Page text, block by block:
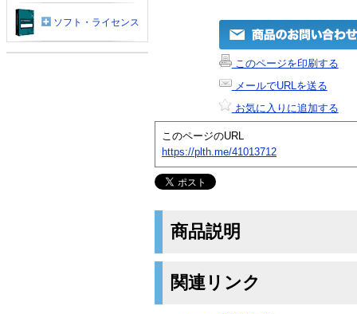
このページを印刷する
メールでURLを送る
お気に入りに追加する
このページのURL
https://plth.me/41013712
商品説明
関連リンク
ソフト・ライセンス